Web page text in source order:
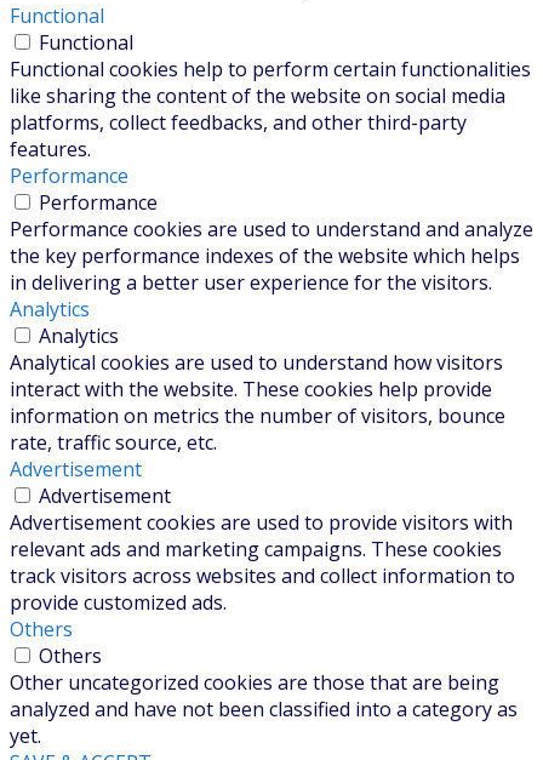
Functional
Functional
Functional cookies help to perform certain functionalities
like sharing the content of the website on social media
platforms, collect feedbacks, and other third-party
features.
Performance
Performance
Performance cookies are used to understand and analyze
the key performance indexes of the website which helps
in delivering a better user experience for the visitors.
Analytics
Analytics
Analytical cookies are used to understand how visitors
interact with the website. These cookies help provide
information on metrics the number of visitors, bounce
rate, traffic source, etc.
Advertisement
Advertisement
Advertisement cookies are used to provide visitors with
relevant ads and marketing campaigns. These cookies
track visitors across websites and collect information to
provide customized ads.
Others
Others
Other uncategorized cookies are those that are being
analyzed and have not been classified into a category as
yet.